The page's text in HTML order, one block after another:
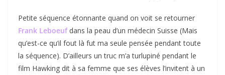
Petite séquence étonnante quand on voit se retourner
Frank Leboeufdans la peau d’un médecin Suisse (Mais
qu’est-ce qu’il fout là fut ma seule pensée pendant toute
la séquence). D’ailleurs un truc m’a turlupiné pendant le
film Hawking dit à sa femme que ses élèves l’invitent à un